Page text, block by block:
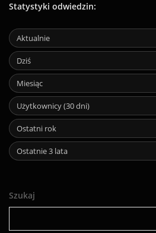
Statystyki odwiedzin:
Aktualnie
Dziś
Miesiąc
Użytkownicy (30 dni)
Ostatni rok
Ostatnie 3 lata
Szukaj